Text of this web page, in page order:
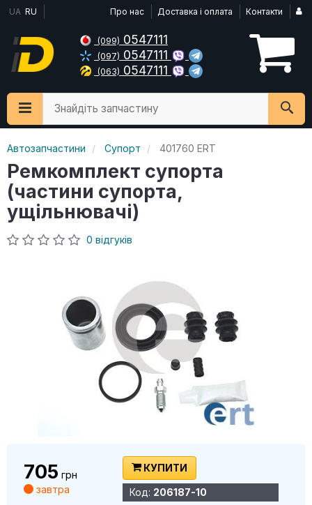
UA RU Про нас Доставка і оплата Контакти
(099) 0547111
(097) 0547111
(063) 0547111
Знайдіть запчастину
Автозапчастини Супорт 401760 ERT
Ремкомплект супорта
(частини супорта,
ущільнювачі)
0 відгуків
705 грн
завтра
КУПИТИ
Код: 206187-10